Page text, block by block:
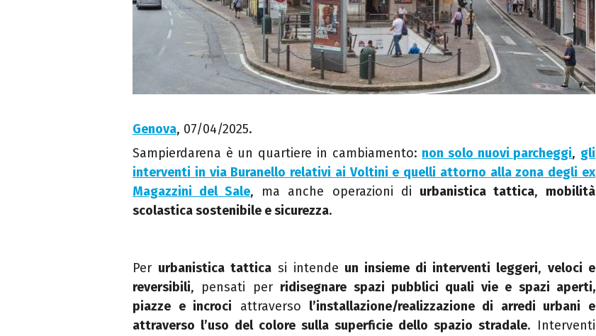
Genova, 07/04/2025.
Sampierdarena è un quartiere in cambiamento: non solo nuovi parcheggi, gli
interventi in via Buranello relativi ai Voltini e quelli attorno alla zona degli ex
Magazzini del Sale, ma anche operazioni di urbanistica tattica, mobilità
scolastica sostenibile e sicurezza.
Per urbanistica tattica si intende un insieme di interventi leggeri, veloci e
reversibili, pensati per ridisegnare spazi pubblici quali vie e spazi aperti,
piazze e incroci attraverso l’installazione/realizzazione di arredi urbani e
attraverso l’uso del colore sulla superficie dello spazio stradale. Interventi